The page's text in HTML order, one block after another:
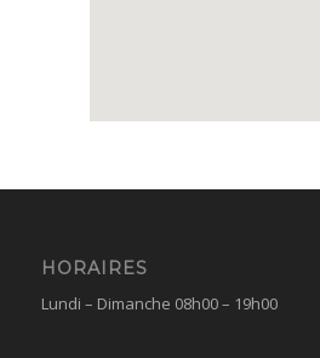
HORAIRES
Lundi – Dimanche 08h00 – 19h00